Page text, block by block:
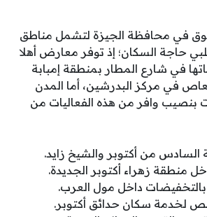
في محافظة الجيزة لتشمل مناطق
حاجة السكان؛ إذ توفر معارض أهلا
2026 خدماتها في شارع المطار بمنطقة إمبابة
في مركز البدرشين، أما المدن
بنصيب وافر من هذه الفعاليات من
من أكتوبر والشيخ زايد.
منطقة زهراء أكتوبر الجديدة.
داخل مول العرب.
سكان حدائق أكتوبر.